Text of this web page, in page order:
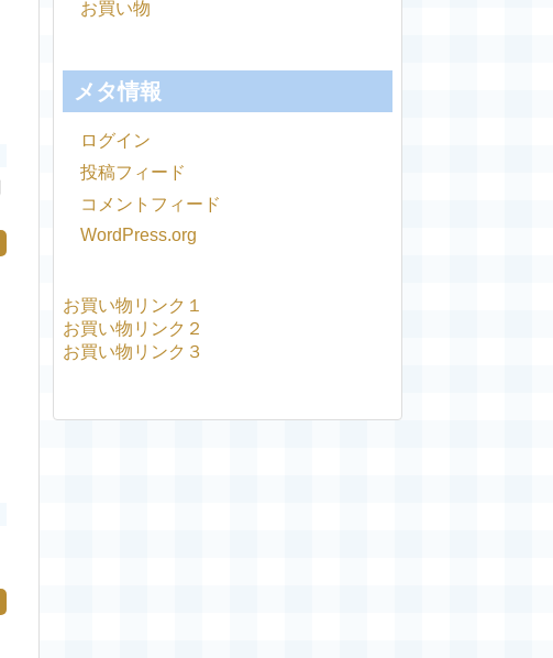
お買い物
メタ情報
ログイン
投稿フィード
コメントフィード
WordPress.org
お買い物リンク１
お買い物リンク２
お買い物リンク３